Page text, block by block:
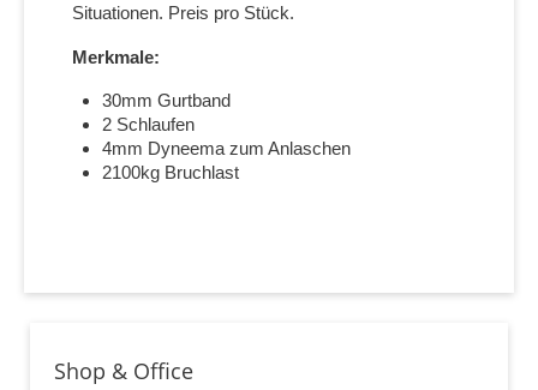
Situationen. Preis pro Stück.
Merkmale:
30mm Gurtband
2 Schlaufen
4mm Dyneema zum Anlaschen
2100kg Bruchlast
Shop & Office